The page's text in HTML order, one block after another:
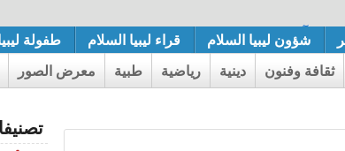
آية حمد حامد الفضيل الديفار الزوي بنجاح بكلية
شؤون ليبيا السلام قراء ليبيا السلام طفولة
ثقافة وفنون دينية رياضية طبية معرض الصور